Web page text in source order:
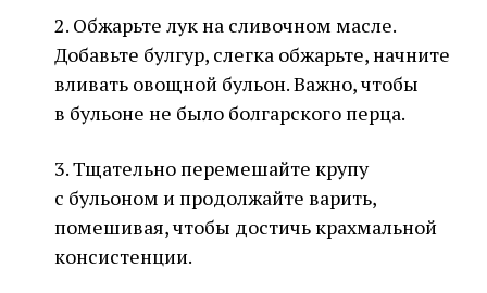
2. Обжарьте лук на сливочном масле.
Добавьте булгур, слегка обжарьте, начните
вливать овощной бульон. Важно, чтобы
в бульоне не было болгарского перца.
3. Тщательно перемешайте крупу
с бульоном и продолжайте варить,
помешивая, чтобы достичь крахмальной
консистенции.